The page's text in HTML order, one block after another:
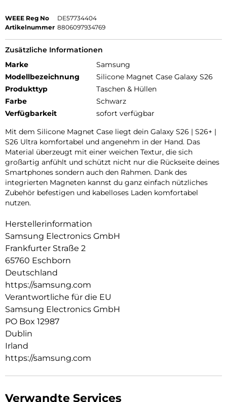
WEEE Reg No
DE57734404
Artikelnummer 8806097934769
Zusätzliche Informationen
Marke
Samsung
Modellbezeichnung
Silicone Magnet Case Galaxy S26
Produkttyp
Taschen & Hüllen
Farbe
Schwarz
Verfügbarkeit
sofort verfügbar
Mit dem Silicone Magnet Case liegt dein Galaxy S26 | S26+ |
S26 Ultra komfortabel und angenehm in der Hand. Das
Material überzeugt mit einer weichen Textur, die sich
großartig anfühlt und schützt nicht nur die Rückseite deines
Smartphones sondern auch den Rahmen. Dank des
integrierten Magneten kannst du ganz einfach nützliches
Zubehör befestigen und kabelloses Laden komfortabel
nutzen.
Herstellerinformation
Samsung Electronics GmbH
Frankfurter Straße 2
65760 Eschborn
Deutschland
https://samsung.com
Verantwortliche für die EU
Samsung Electronics GmbH
PO Box 12987
Dublin
Irland
https://samsung.com
Verwandte Services